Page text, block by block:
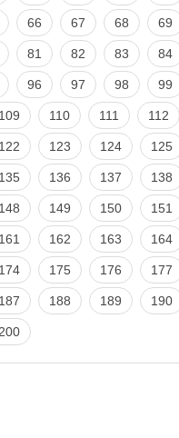
66 67 68 69
81 82 83 84
96 97 98 99
109 110 111 112
122 123 124 125
135 136 137 138
148 149 150 151
161 162 163 164
174 175 176 177
187 188 189 190
200